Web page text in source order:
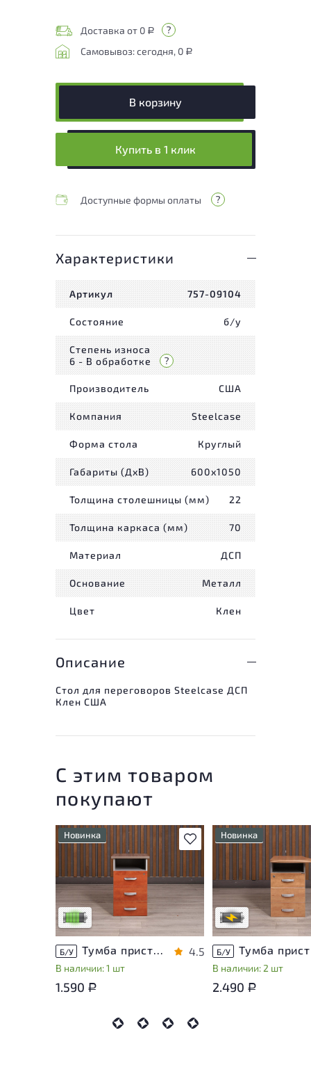
Доставка от 0 Р
Самовывоз: сегодня, 0 Р
В корзину
Купить в 1 клик
Доступные формы оплаты
Характеристики
Артикул 757-09104
Состояние б/у
Степень износа
6 - В обработке
Производитель США
Компания Steelcase
Форма стола Круглый
Габариты (ДxВ) 600x1050
Толщина столешницы (мм) 22
Толщина каркаса (мм) 70
Материал ДСП
Основание Металл
Цвет Клен
Описание
Стол для переговоров Steelcase ДСП
Клен США
С этим товаром
покупают
В избранное
Новинка
У товара присутствуют
незначительные следы
эксплуатации, не влияющие
на удобство его
использования
Низкая степень износа
Б/У Тумба приставная Berlin ДСП Орех Россия
В наличии: 1 шт
4.5
1.590 Р
Новинка
Степень износа
стадии проверки. Вы
уточнить
информацию у
магазина
В обработке
Б/У
В наличии: 2 шт
2.490 Р